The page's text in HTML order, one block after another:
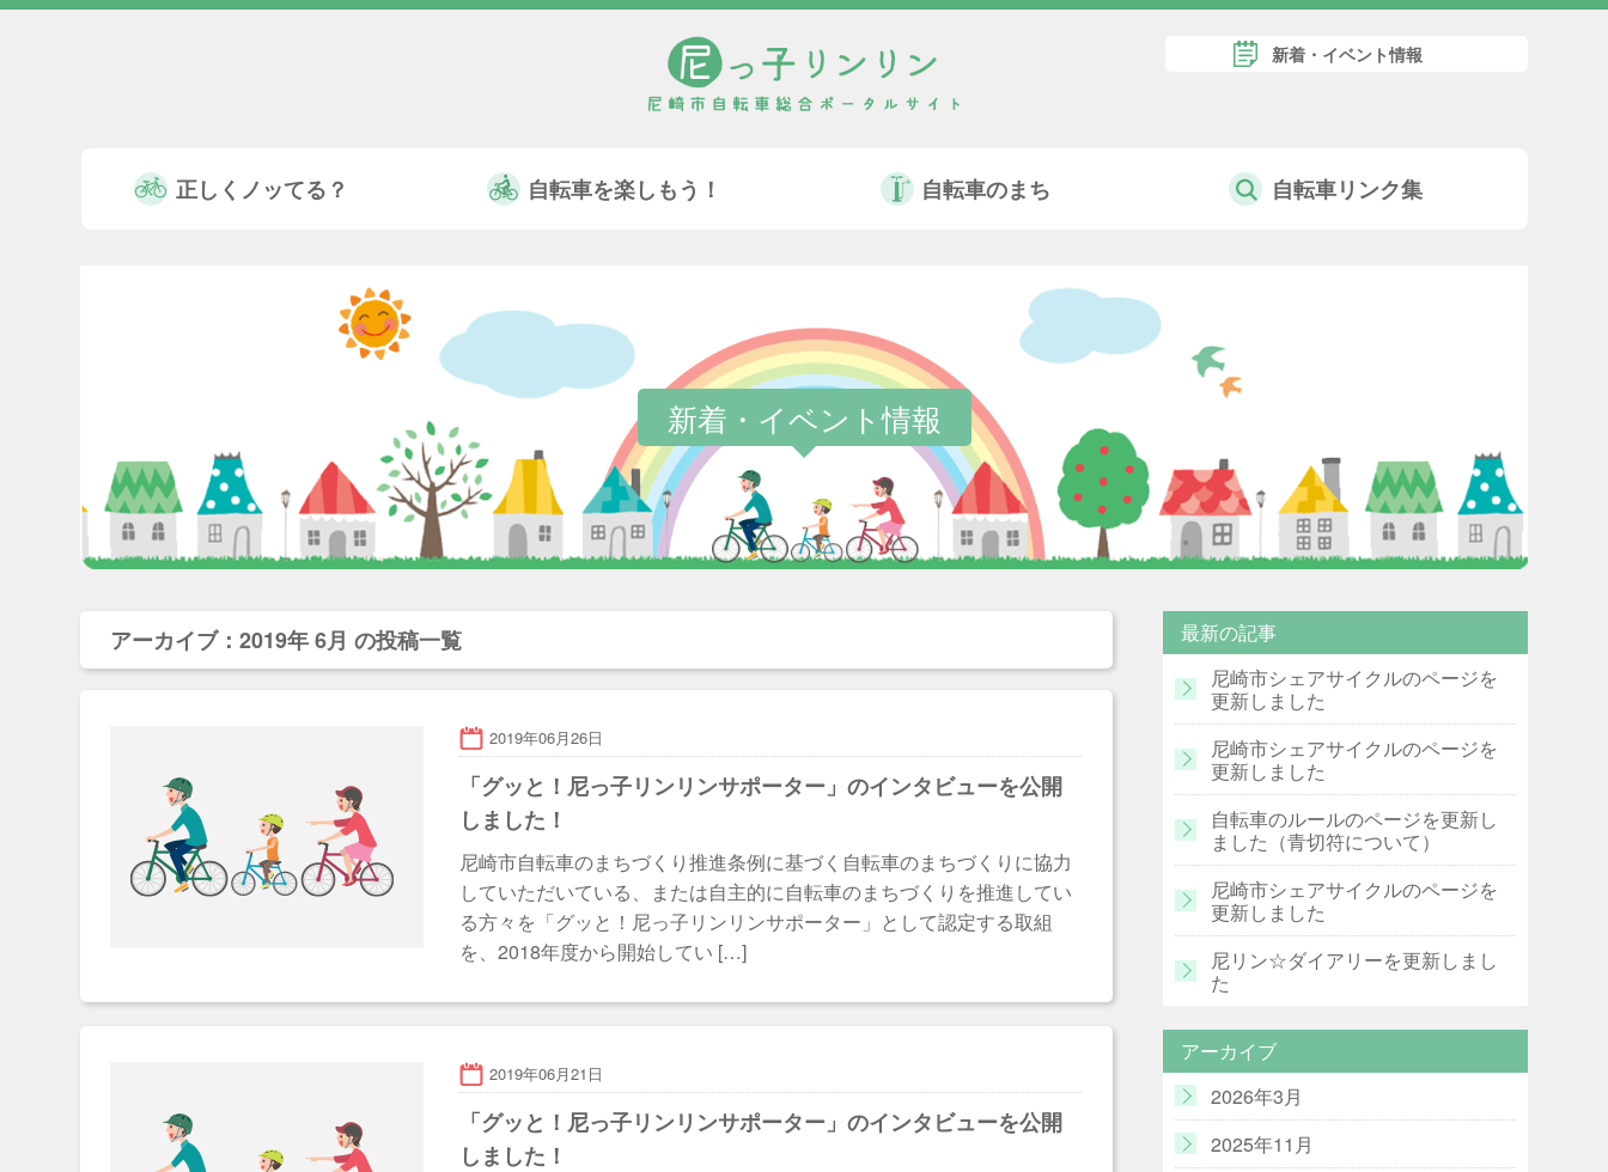
新着・イベント情報
正しくノッてる？ 自転車を楽しもう！ 自転車のまち 自転車リンク集
新着・イベント情報
アーカイブ：2019年 6月 の投稿一覧
2019年06月26日
「グッと！尼っ子リンリンサポーター」のインタビューを公開
しました！
尼崎市自転車のまちづくり推進条例に基づく自転車のまちづくりに協力
していただいている、または自主的に自転車のまちづくりを推進してい
る方々を「グッと！尼っ子リンリンサポーター」として認定する取組
を、2018年度から開始してい […]
2019年06月21日
「グッと！尼っ子リンリンサポーター」のインタビューを公開
しました！
最新の記事
尼崎市シェアサイクルのページを
更新しました
尼崎市シェアサイクルのページを
更新しました
自転車のルールのページを更新し
ました（青切符について）
尼崎市シェアサイクルのページを
更新しました
尼リン☆ダイアリーを更新しまし
た
アーカイブ
2026年3月
2025年11月